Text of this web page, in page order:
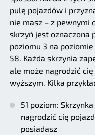
pulę pojazdów i
nie masz – z pewnymi
skrzyń jest oznaczona
poziomu 3 na
58. Każda skrzynia
ale może nagrodzić
wyższym. Kilka
51 poziom:
nagrodzić cię
posiadasz